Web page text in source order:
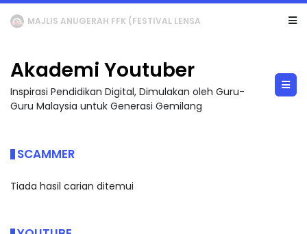
LIVE 🔴 [LIVE] MATEMATIK SR, WANG TAHUN 6 OLEH CIKGU ANITA #ALLINONE #141 #...
Akademi Youtuber
Inspirasi Pendidikan Digital, Dimulakan oleh Guru-
Guru Malaysia untuk Generasi Gemilang
SCAMMER
Tiada hasil carian ditemui